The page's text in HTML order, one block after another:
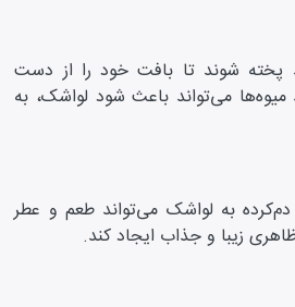
پخته شوند تا بافت خود را از دست
می‌تواند باعث شود لواشک، به
به لواشک می‌تواند طعم و عطر
زیبا و جذاب ایجاد کند.